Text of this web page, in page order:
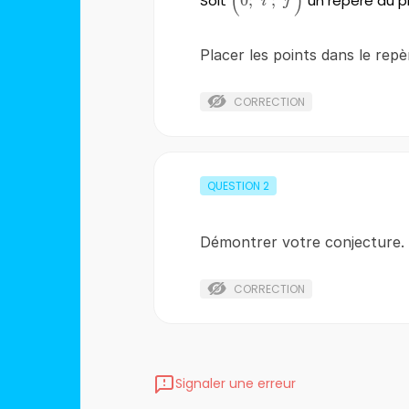
;\overrightarrow{j}
Placer les points dans le
CORRECTION
QUESTION 2
Démontrer votre
CORRECTION
Signaler une erreur